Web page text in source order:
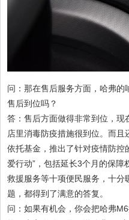
问：那在售后服务方面，哈弗的
售后到位吗？
答：售后方面做得非常到位，现
店里消毒防疫措施很到位。而且
依托基金，推出了针对疫情防控
爱行动”，包括延长3个月的保
救援服务等十项便民服务，十分
题，都得到了满意的答复。
问：如果有机会，你会把哈弗